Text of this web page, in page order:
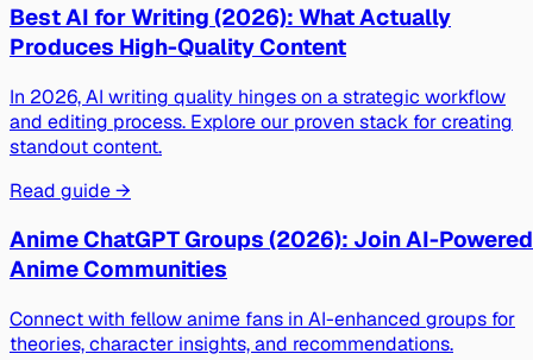
Best AI for Writing (2026): What Actually
Produces High-Quality Content
In 2026, AI writing quality hinges on a strategic workflow
and editing process. Explore our proven stack for creating
standout content.
Read guide →
Anime ChatGPT Groups (2026): Join AI-Powered
Anime Communities
Connect with fellow anime fans in AI-enhanced groups for
theories, character insights, and recommendations.